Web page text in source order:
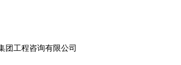
团工程咨询有限公司